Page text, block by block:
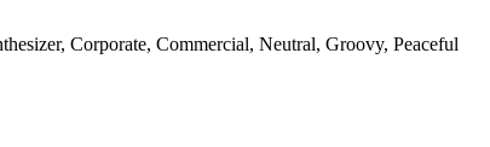
Corporate, Commercial, Neutral, Groovy, Peaceful